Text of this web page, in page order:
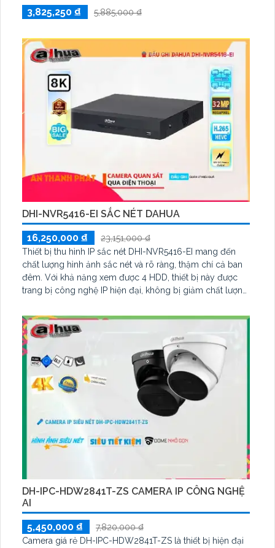
3,825,250 ₫ 5,885,000 ₫
DHI-NVR5416-EI SẮC NÉT DAHUA
16,250,000 ₫
23,151,000 ₫
Thiết bị thu hình IP sắc nét DHI-NVR5416-EI mang đến
chất lượng hình ảnh sắc nét và rõ ràng, thậm chí cả ban
đêm. Với khả năng xem được 4 HDD, thiết bị này được
trang bị công nghệ IP hiện đại, không bị giảm chất lượng
nó là Công Nghệ AI, phù hợp cho các công trình lớn.
DH-IPC-HDW2841T-ZS CAMERA IP CÔNG NGHỆ
AI
5,450,000 ₫
7,820,000 ₫
Camera giá rẻ DH-IPC-HDW2841T-ZS là thiết bị hiện đại